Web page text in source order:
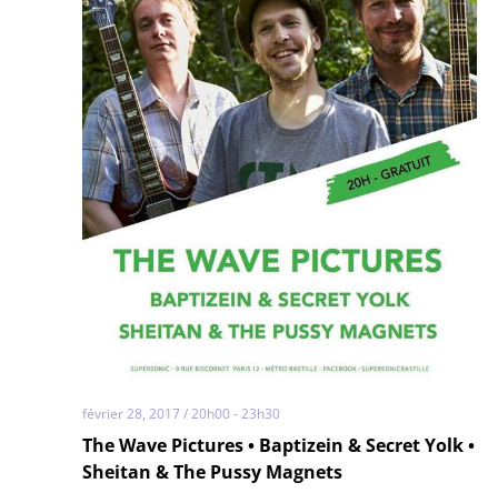
The Wave Pictures • Baptizein & Secret Yolk •
Sheitan & The Pussy Magnets
février 28, 2017 / 20h00 -23h30